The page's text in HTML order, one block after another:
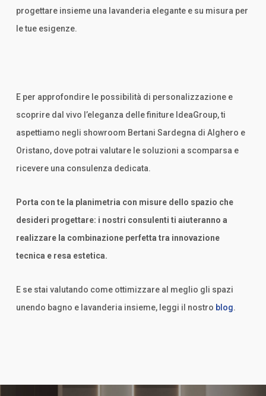
progettare insieme una lavanderia elegante e su misura per
le tue esigenze.
E per approfondire le possibilità di personalizzazione e
scoprire dal vivo l’eleganza delle finiture IdeaGroup, ti
aspettiamo negli showroom Bertani Sardegna di Alghero e
Oristano, dove potrai valutare le soluzioni a scomparsa e
ricevere una consulenza dedicata.
Porta con te la planimetria con misure dello spazio che
desideri progettare: i nostri consulenti ti aiuteranno a
realizzare la combinazione perfetta tra innovazione
tecnica e resa estetica.
E se stai valutando come ottimizzare al meglio gli spazi
unendo bagno e lavanderia insieme, leggi il nostro blog.